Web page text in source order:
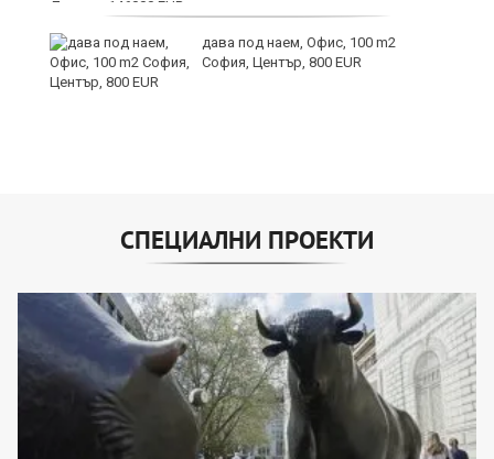
дава под наем, Офис, 100 m2
София, Център, 800 EUR
СПЕЦИАЛНИ ПРОЕКТИ